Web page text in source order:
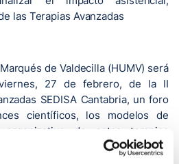
las Terapias Avanzadas
de Valdecilla (HUMV) será
27 de febrero, de la II
SEDISA Cantabria, un foro
científicos, los modelos de
de estas terapias
sanitario.